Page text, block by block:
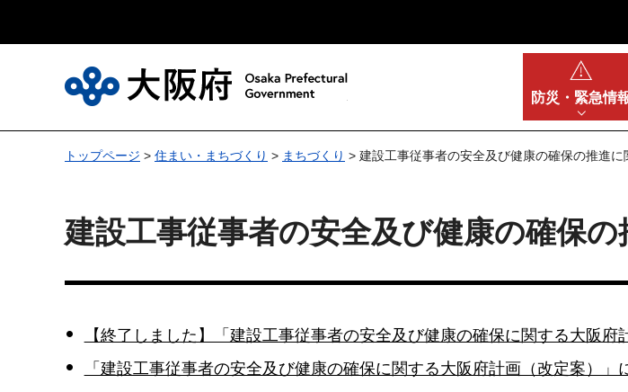
防災・ 緊急情
トップページ > 住まい・まちづくり > まちづくり > 建設工事従事者の安全及び健康の確保の推進に
建設工事従事者の安全及び健康の確保
【終了しました】「建設工事従事者の安全及び健康の確保に関する大阪
「建設工事従事者の安全及び健康の確保に関する大阪府計画（改定案）